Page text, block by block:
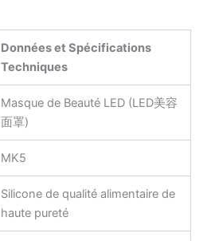
Données et Spécifications
Techniques
Masque de Beauté LED (LED美容
面罩)
MK5
Silicone de qualité alimentaire de
haute pureté